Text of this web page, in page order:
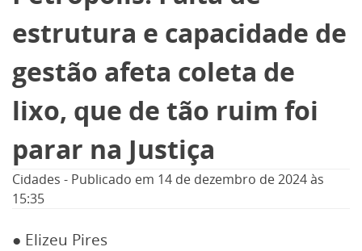
Política
Opinião
Informe especial
estrutura e capacidade de
gestão afeta coleta de
lixo, que de tão ruim foi
parar na Justiça
Cidades - Publicado em 14 de dezembro de 2024às
15:35
● Elizeu Pires